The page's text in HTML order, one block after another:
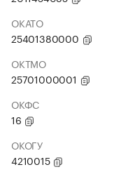
ОКАТО
25401380000
ОКТМО
25701000001
ОКФС
16
ОКОГУ
4210015